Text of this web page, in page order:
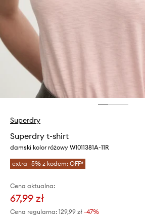
Superdry
Superdry t-shirt
damski kolor różowy W1011381A-11R
extra -5% z kodem: OFF*
Cena aktualna:
67,99 zł
Cena regularna: 129,99 zł -47%